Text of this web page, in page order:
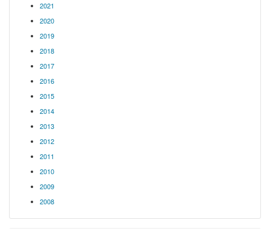
2021
2020
2019
2018
2017
2016
2015
2014
2013
2012
2011
2010
2009
2008